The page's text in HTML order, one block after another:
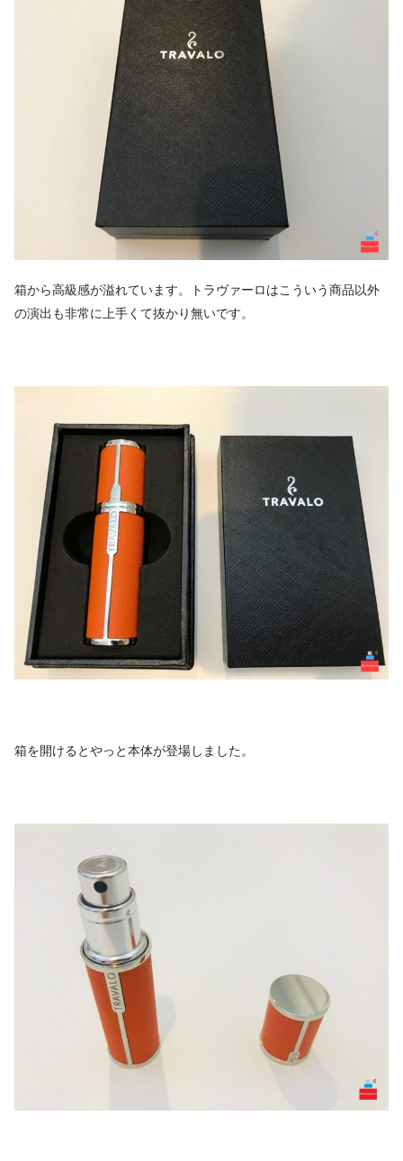
箱から高級感が溢れています。トラヴァーロはこういう商品以外
の演出も非常に上手くて抜かり無いです。
箱を開けるとやっと本体が登場しました。